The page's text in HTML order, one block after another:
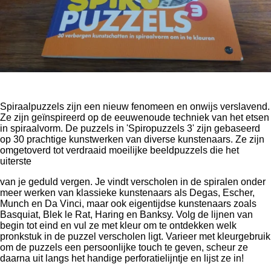
Spiraalpuzzels zijn een nieuw fenomeen en onwijs verslavend.
Ze zijn geïnspireerd op de eeuwenoude techniek van het etsen
in spiraalvorm. De puzzels in 'Spiropuzzels 3' zijn gebaseerd
op 30 prachtige kunstwerken van diverse kunstenaars. Ze zijn
omgetoverd tot verdraaid moeilijke beeldpuzzels die het
uiterste
van je geduld vergen. Je vindt verscholen in de spiralen onder
meer werken van klassieke kunstenaars als Degas, Escher,
Munch en Da Vinci, maar ook eigentijdse kunstenaars zoals
Basquiat, Blek le Rat, Haring en Banksy. Volg de lijnen van
begin tot eind en vul ze met kleur om te ontdekken welk
pronkstuk in de puzzel verscholen ligt. Varieer met kleurgebruik
om de puzzels een persoonlijke touch te geven, scheur ze
daarna uit langs het handige perforatielijntje en lijst ze in!